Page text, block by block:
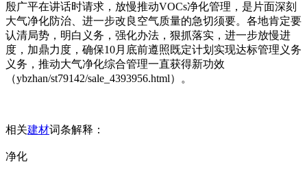
殷广平在讲话时请求，放慢推动VOCs净化管理，是片面深刻
大气净化防治、进一步改良空气质量的急切须要。各地肯定要
认清局势，明白义务，强化办法，狠抓落实，进一步放慢进
度，加鼎力度，确保10月底前遵照既定计划实现达标管理义务
义务，推动大气净化综合管理一直获得新功效
（ybzhan/st79142/sale_4393956.html）。
相关建材词条解释：
净化